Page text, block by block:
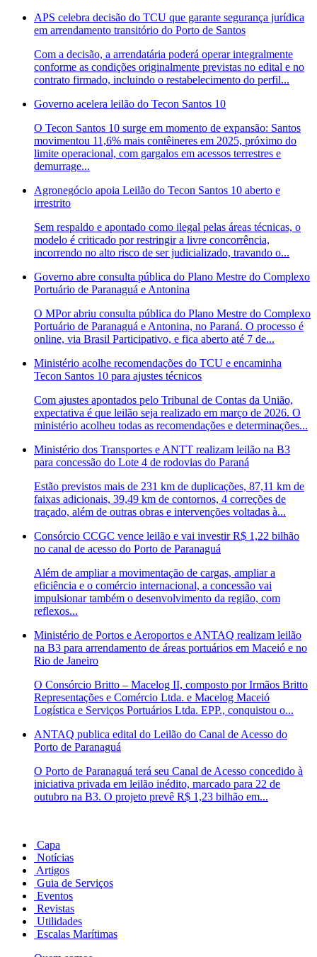
APS celebra decisão do TCU que garante segurança jurídica
em arrendamento transitório do Porto de Santos
Com a decisão, a arrendatária poderá operar integralmente
conforme as condições originalmente previstas no edital e no
contrato firmado, incluindo o restabelecimento do perfil...
Governo acelera leilão do Tecon Santos 10
O Tecon Santos 10 surge em momento de expansão: Santos
movimentou 11,6% mais contêineres em 2025, próximo do
limite operacional, com gargalos em acessos terrestres e
demurrage...
Agronegócio apoia Leilão do Tecon Santos 10 aberto e
irrestrito
Sem respaldo e apontado como ilegal pelas áreas técnicas, o
modelo é criticado por restringir a livre concorrência,
incorrendo no alto risco de ser judicializado, travando o...
Governo abre consulta pública do Plano Mestre do Complexo
Portuário de Paranaguá e Antonina
O MPor abriu consulta pública do Plano Mestre do Complexo
Portuário de Paranaguá e Antonina, no Paraná. O processo é
online, via Brasil Participativo, e fica aberto até 7 de...
Ministério acolhe recomendações do TCU e encaminha
Tecon Santos 10 para ajustes técnicos
Com ajustes apontados pelo Tribunal de Contas da União,
expectativa é que leilão seja realizado em março de 2026. O
ministério acolheu todas as recomendações e determinações...
Ministério dos Transportes e ANTT realizam leilão na B3
para concessão do Lote 4 de rodovias do Paraná
Estão previstos mais de 231 km de duplicações, 87,11 km de
faixas adicionais, 39,49 km de contornos, 4 correções de
traçado, além de outras obras e intervenções voltadas à...
Consórcio CCGC vence leilão e vai investir R$ 1,22 bilhão
no canal de acesso do Porto de Paranaguá
Além de ampliar a movimentação de cargas, ampliar a
eficiência e o comércio internacional, a concessão vai
impulsionar também o desenvolvimento da região, com
reflexos...
Ministério de Portos e Aeroportos e ANTAQ realizam leilão
na B3 para arrendamento de áreas portuários em Maceió e no
Rio de Janeiro
O Consórcio Britto – Macelog II, composto por Irmãos Britto
Representações e Comércio Ltda. e Macelog Maceió
Logística e Serviços Portuários Ltda. EPP., conquistou o...
ANTAQ publica edital do Leilão do Canal de Acesso do
Porto de Paranaguá
O Porto de Paranaguá terá seu Canal de Acesso concedido à
iniciativa privada em leilão inédito, marcado para 22 de
outubro na B3. O projeto prevê R$ 1,23 bilhão em...
Capa
Notícias
Artigos
Guia de Serviços
Eventos
Revistas
Utilidades
Escalas Marítimas